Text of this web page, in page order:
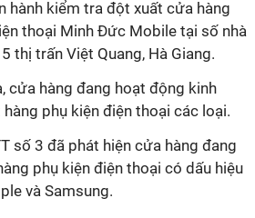
hành kiểm tra đột xuất cửa hàng
thoại Minh Đức Mobile tại số nhà
thị trấn Việt Quang, Hà Giang.
cửa hàng đang hoạt động kinh
phụ kiện điện thoại các loại.
số 3 đã phát hiện cửa hàng đang
phụ kiện điện thoại có dấu hiệu
và Samsung.